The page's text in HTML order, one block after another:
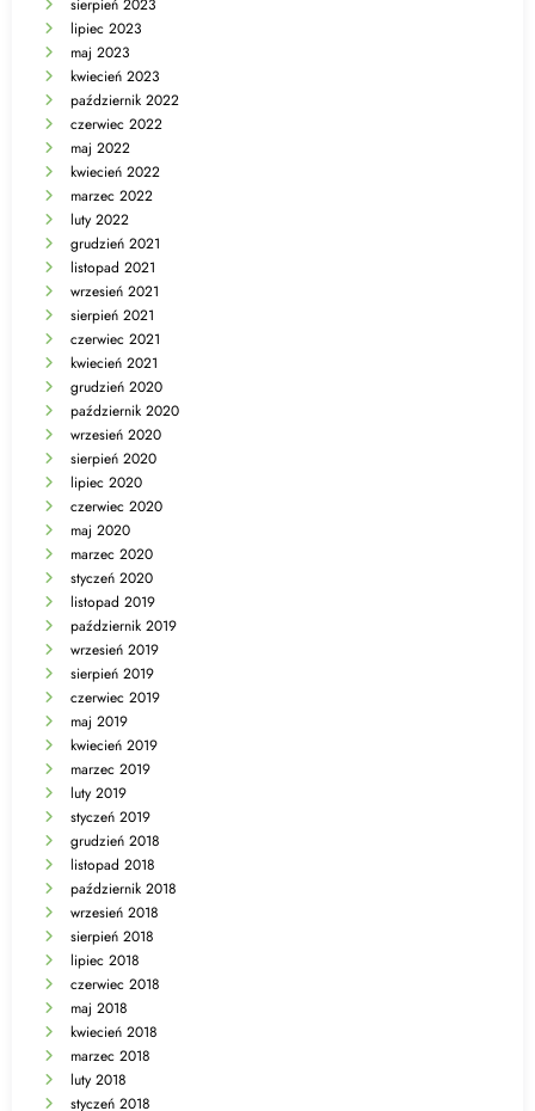
sierpień 2023
lipiec 2023
maj 2023
kwiecień 2023
październik 2022
czerwiec 2022
maj 2022
kwiecień 2022
marzec 2022
luty 2022
grudzień 2021
listopad 2021
wrzesień 2021
sierpień 2021
czerwiec 2021
kwiecień 2021
grudzień 2020
październik 2020
wrzesień 2020
sierpień 2020
lipiec 2020
czerwiec 2020
maj 2020
marzec 2020
styczeń 2020
listopad 2019
październik 2019
wrzesień 2019
sierpień 2019
czerwiec 2019
maj 2019
kwiecień 2019
marzec 2019
luty 2019
styczeń 2019
grudzień 2018
listopad 2018
październik 2018
wrzesień 2018
sierpień 2018
lipiec 2018
czerwiec 2018
maj 2018
kwiecień 2018
marzec 2018
luty 2018
styczeń 2018